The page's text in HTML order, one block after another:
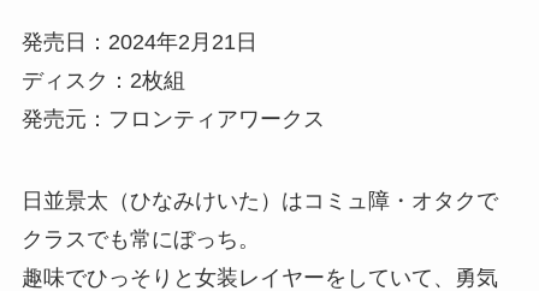
発売日：2024年2月21日
ディスク：2枚組
発売元：フロンティアワークス
日並景太（ひなみけいた）はコミュ障・オタクで
クラスでも常にぼっち。
趣味でひっそりと女装レイヤーをしていて、勇気